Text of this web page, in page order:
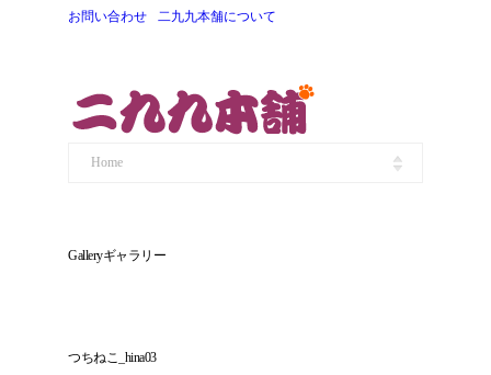
お問い合わせ 二九九本舗について
Home
Galleryギャラリー
つちねこ_hina03